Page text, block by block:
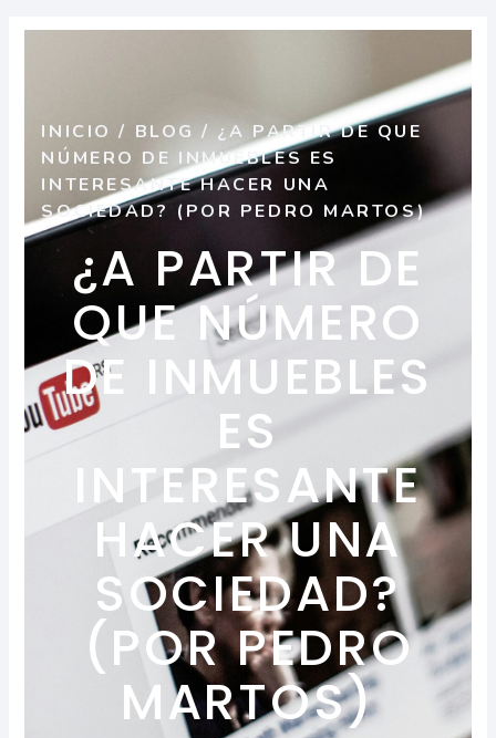
INICIO / BLOG / ¿A PARTIR DE QUE
NÚMERO DE INMUEBLES ES
INTERESANTE HACER UNA
SOCIEDAD? (POR PEDRO MARTOS)
¿A PARTIR DE
QUE NÚMERO
DE INMUEBLES
ES
INTERESANTE
HACER UNA
SOCIEDAD?
(POR PEDRO
MARTOS)